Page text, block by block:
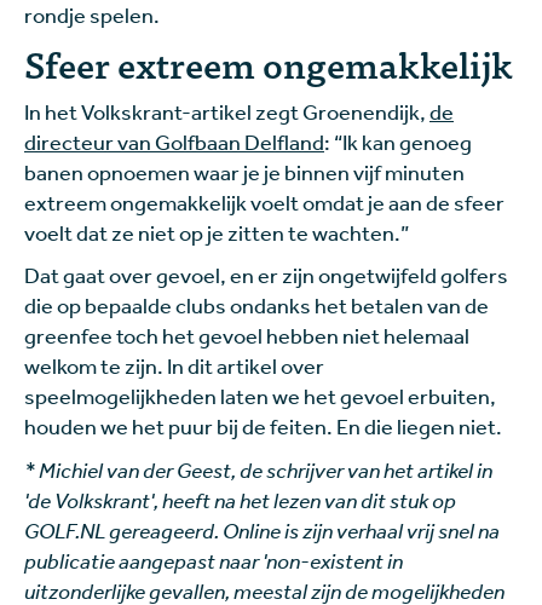
rondje spelen.
Sfeer extreem ongemakkelijk
In het Volkskrant-artikel zegt Groenendijk,de
directeur van Golfbaan Delfland: “Ik kan genoeg
banen opnoemen waar je je binnen vijf minuten
extreem ongemakkelijk voelt omdat je aan de sfeer
voelt dat ze niet op je zitten te wachten.”
Dat gaat over gevoel, en er zijn ongetwijfeld golfers
die op bepaalde clubs ondanks het betalen van de
greenfee toch het gevoel hebben niet helemaal
welkom te zijn. In dit artikel over
speelmogelijkheden laten we het gevoel erbuiten,
houden we het puur bij de feiten. En die liegen niet.
* Michiel van der Geest, de schrijver van het artikel in
'de Volkskrant', heeft na het lezen van dit stuk op
GOLF.NL gereageerd. Online is zijn verhaal vrij snel na
publicatie aangepast naar 'non-existent in
uitzonderlijke gevallen, meestal zijn de mogelijkheden